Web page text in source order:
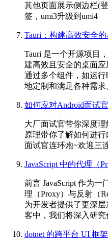
其他页面展示侧边栏(
签，umi3升级到umi4
Tauri：构建高效安全
Tauri 是一个开源项目
建高效且安全的桌面
通过多个组件，如运
地定制和满足各种需求
如何应对Android面试
大厂面试官带你深度
原理带你了解如何进
面试官连环炮~欢迎三
JavaScript 中的代理（
前言 JavaScript 作为
理（Proxy）与反射（
为开发者提供了更深
客中，我们将深入研究
dotnet 的跨平台 UI 框